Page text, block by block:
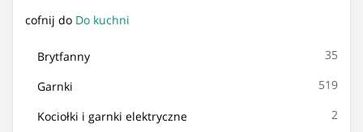
cofnij do Do kuchni
Brytfanny 35
Garnki 519
Kociołki i garnki elektryczne 2